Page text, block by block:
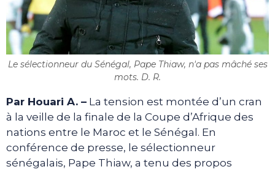
Le sélectionneur du Sénégal, Pape Thiaw, n'a pas mâché ses
mots. D. R.
Par Houari A. – La tension est montée d’un cran
à la veille de la finale de la Coupe d’Afrique des
nations entre le Maroc et le Sénégal. En
conférence de presse, le sélectionneur
sénégalais, Pape Thiaw, a tenu des propos